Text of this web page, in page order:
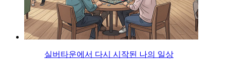
실버타운에서 다시 시작된 나의 일상